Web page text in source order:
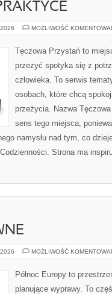
MOŻLIWOŚĆ
Tęczowa Przystań to
przeżyć spotyka się z
człowieka. To serwis
osobach, które chcą
przeżycia. Nazwa
sens tego miejsca,
namysłu nad tym, co
Strona ma
MOŻLIWOŚĆ
Północ Europy to
planujące wyprawy. To